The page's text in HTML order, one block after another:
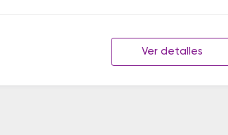
Ver detalles